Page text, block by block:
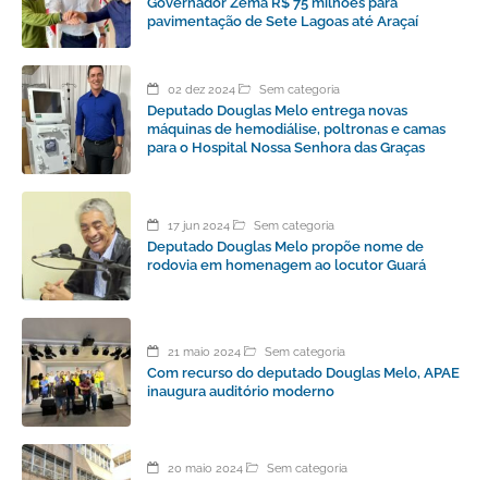
pavimentação de Sete Lagoas até Araçaí
02 dez 2024 Sem categoria
Deputado Douglas Melo entrega novas
máquinas de hemodiálise, poltronas e camas
para o Hospital Nossa Senhora das Graças
17 jun 2024 Sem categoria
Deputado Douglas Melo propõe nome de
rodovia em homenagem ao locutor Guará
21 maio 2024 Sem categoria
Com recurso do deputado Douglas Melo, APAE
inaugura auditório moderno
20 maio 2024 Sem categoria